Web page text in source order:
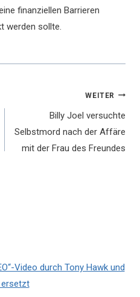
finanziellen Barrieren
werden sollte.
WEITER
Billy Joel versuchte
Selbstmord nach der Affäre
mit der Frau des Freundes
Video durch Tony Hawk und